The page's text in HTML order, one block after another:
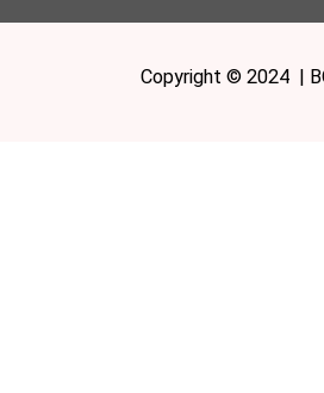
Copyright © 2024 |